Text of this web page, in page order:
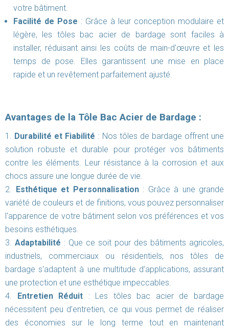
votre bâtiment.
Facilité de Pose : Grâce à leur conception modulaire et
légère, les tôles bac acier de bardage sont faciles à
installer, réduisant ainsi les coûts de main-d'œuvre et les
temps de pose. Elles garantissent une mise en place
rapide et un revêtement parfaitement ajusté.
Avantages de la Tôle Bac Acier de Bardage :
Durabilité et Fiabilité : Nos tôles de bardage offrent une
solution robuste et durable pour protéger vos bâtiments
contre les éléments. Leur résistance à la corrosion et aux
chocs assure une longue durée de vie.
Esthétique et Personnalisation: Grâce à une grande
variété de couleurs et de finitions, vous pouvez personnaliser
l'apparence de votre bâtiment selon vos préférences et vos
besoins esthétiques.
Adaptabilité : Que ce soit pour des bâtiments agricoles,
industriels, commerciaux ou résidentiels, nos tôles de
bardage s'adaptent à une multitude d’applications, assurant
une protection et une esthétique impeccables.
Entretien Réduit : Les tôles bac acier de bardage
nécessitent peu d’entretien, ce qui vous permet de réaliser
des économies sur le long terme tout en maintenant